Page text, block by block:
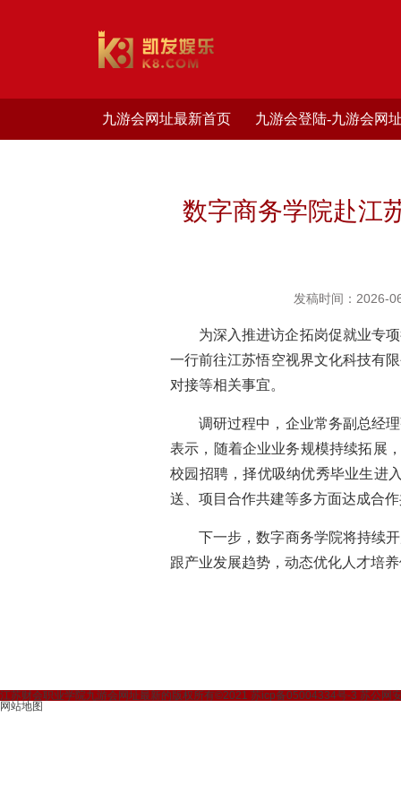
九游会网址最新首页 九游会登陆-九游会网
数字商务学院赴江
发稿时间：2026-
为深入推进访企拓岗促就业专
一行前往江苏悟空视界文化科技有
对接等相关事宜。
调研过程中，企业常务副总经
表示，随着企业业务规模持续拓展
校园招聘，择优吸纳优秀毕业生进
送、项目合作共建等多方面达成合
下一步，数字商务学院将持续
跟产业发展趋势，动态优化人才培
江苏财会职业学院九游会网址最新的版权所有©2021 苏icp备05004334号-3 苏公网
网站地图